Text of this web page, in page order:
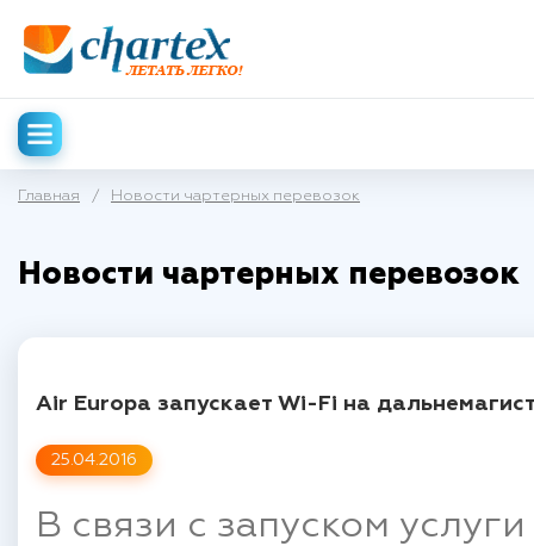
Главная / Новости чартерных перевозок
Новости чартерных перевозок
25.04.2016
Air Europa запускает Wi-Fi на
В связи с запуском